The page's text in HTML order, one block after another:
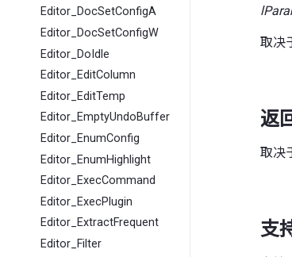
Editor_DocSetConfigA
Editor_DocSetConfigW
Editor_DoIdle
Editor_EditColumn
Editor_EditTemp
Editor_EmptyUndoBuffer
Editor_EnumConfig
Editor_EnumHighlight
Editor_ExecCommand
Editor_ExecPlugin
Editor_ExtractFrequent
Editor_Filter
取决
返
取决
支